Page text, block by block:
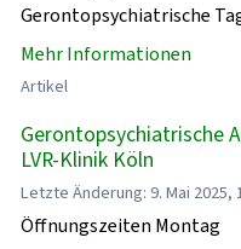
Gerontopsychiatrische
Mehr Informationen
Artikel
Gerontopsychiatrische
LVR-Klinik Köln
Letzte Änderung: 9. Mai 2025,
Öffnungszeiten Montag